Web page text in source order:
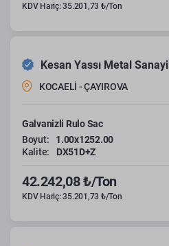
KDV Hariç: 35.201,73 ₺/Ton
Kesan Yassı Metal Sanayi
KOCAELİ - ÇAYIROVA
Galvanizli Rulo Sac
Boyut:
1.00x1252.00
Kalite:
DX51D+Z
42.242,08 ₺/Ton
KDV Hariç: 35.201,73 ₺/Ton